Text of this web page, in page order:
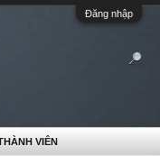
Đăng nhập
VIÊN